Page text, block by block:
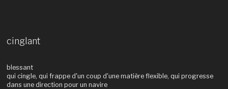
cinglant
blessant
qui cingle, qui frappe d'un coup d'une matière flexible, qui progresse
dans une direction pour un navire